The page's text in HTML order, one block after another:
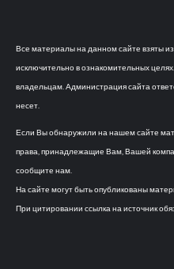
Все материалы на данном сайте взяты
исключительно в ознакомительных
владельцам. Администрация сайта
несет.
Если Вы обнаружили на нашем сайте
права, принадлежащие Вам, Вашей
сообщите нам.
На сайте могут быть опубликованы
При цитировании ссылка на источник